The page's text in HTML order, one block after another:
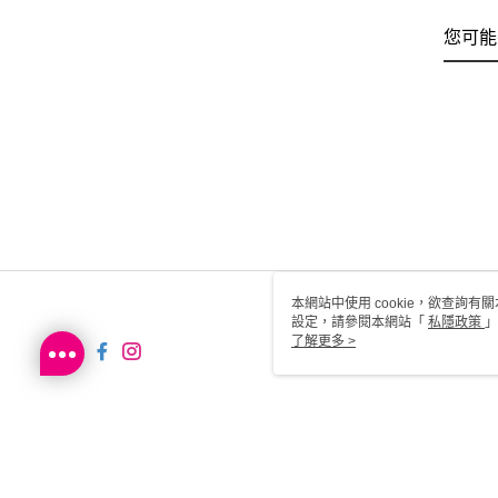
您可
本網站中使用 cookie，欲查詢有
設定，請參閱本網站「 私隱政策
用 cookie。
了解更多 >